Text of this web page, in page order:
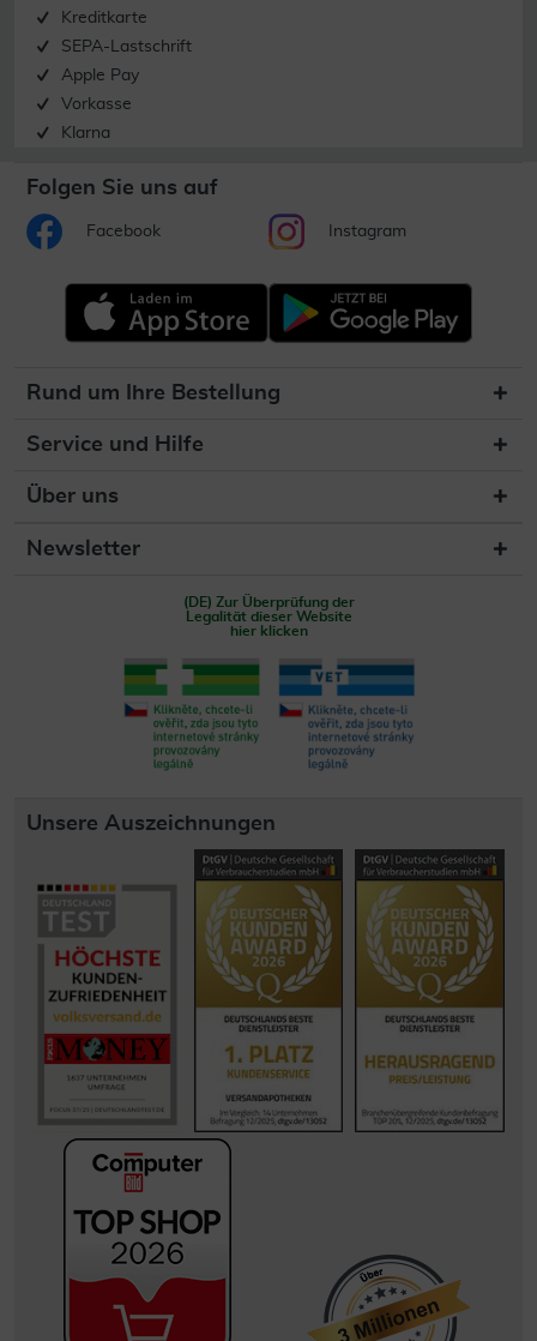
Kreditkarte
SEPA-Lastschrift
Apple Pay
Vorkasse
Klarna
Folgen Sie uns auf
Facebook Instagram
Rund um Ihre Bestellung
Service und Hilfe
Über uns
Newsletter
(DE) Zur Überprüfung der
Legalität dieser Website
hier klicken
Unsere Auszeichnungen